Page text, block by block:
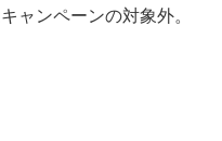
ャンペーンの対象外。